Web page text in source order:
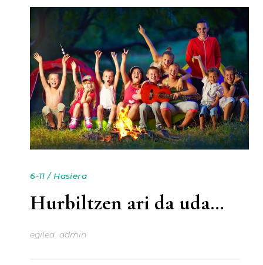
6-11 /Hasiera
Hurbiltzen ari da uda…
egilea admin